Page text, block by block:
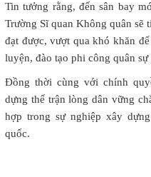
Tin tưởng rằng, đến sân bay
Trường Sĩ quan Không quân sẽ
đạt được, vượt qua khó khăn
luyện, đào tạo phi công quân
Đồng thời cùng với chính
dựng thế trận lòng dân vững
hợp trong sự nghiệp xây
quốc.